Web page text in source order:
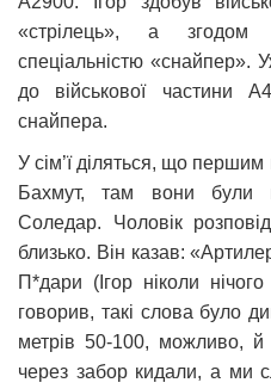
«стрілець», а
спеціальністю «снайпер».
до військової частини
снайпера.
У сім’ї діляться, що першим
Бахмут, там вони були
Соледар. Чоловік
близько. Він казав:
П*дари (Ігор ніколи
говорив, такі слова було
метрів 50-100, можливо,
через забор кидали, а ми